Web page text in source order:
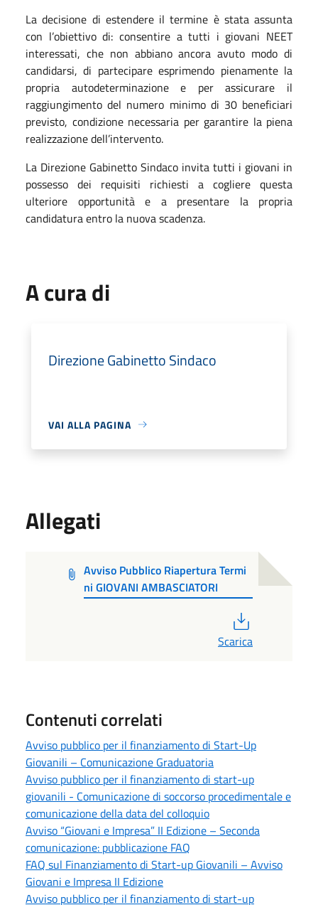
La decisione di estendere il termine è stata assunta
con l’obiettivo di: consentire a tutti i giovani NEET
interessati, che non abbiano ancora avuto modo di
candidarsi, di partecipare esprimendo pienamente la
propria autodeterminazione e per assicurare il
raggiungimento del numero minimo di 30 beneficiari
previsto, condizione necessaria per garantire la piena
realizzazione dell’intervento.
La Direzione Gabinetto Sindaco invita tutti i giovani in
possesso dei requisiti richiesti a cogliere questa
ulteriore opportunità e a presentare la propria
candidatura entro la nuova scadenza.
A cura di
Direzione Gabinetto Sindaco
VAI ALLA PAGINA
Allegati
Avviso Pubblico Riapertura Termi
ni GIOVANI AMBASCIATORI
Scarica
Contenuti correlati
Avviso pubblico per il finanziamento di Start-Up
Giovanili – Comunicazione Graduatoria
Avviso pubblico per il finanziamento di start-up
giovanili - Comunicazione di soccorso procedimentale e
comunicazione della data del colloquio
Avviso “Giovani e Impresa” II Edizione – Seconda
comunicazione: pubblicazione FAQ
FAQ sul Finanziamento di Start-up Giovanili – Avviso
Giovani e Impresa II Edizione
Avviso pubblico per il finanziamento di start-up